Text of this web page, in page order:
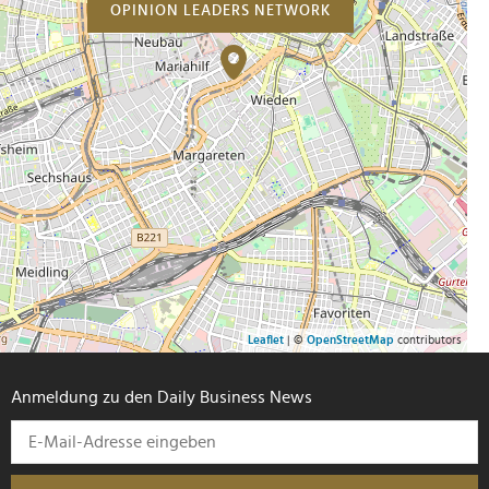
Partner führen diese Informationen möglicherweise mit
weiteren Daten zusammen, die Sie ihnen bereitgestellt
haben oder die sie im Rahmen Ihrer Nutzung der Dienste
gesammelt haben.
OPINION LEADERS NETWORK
Leaflet | ©OpenStreetMap contributors
Anmeldung zu den Daily Business News